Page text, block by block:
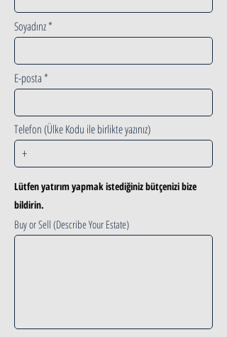
Soyadınz
E-posta
Telefon (Ülke Kodu ile birlikte yazınız)
Lütfen yatırım yapmak istediğiniz bütçenizi bize
bildirin.
Buy or Sell (Describe Your Estate)